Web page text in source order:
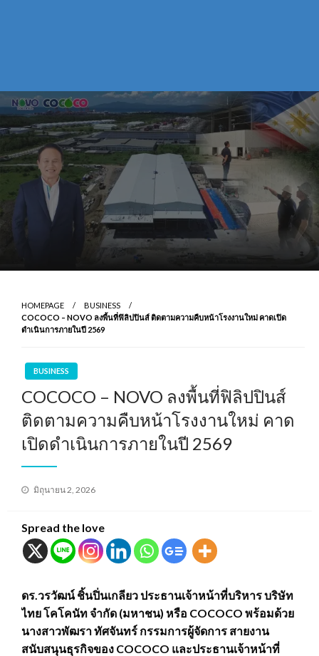
HOMEPAGE
BUSINESS
COCOCO – NOVO ลงพื้นที่ฟิลิปปินส์ ติดตามความคืบหน้าโรงงานใหม่ คาดเปิด
ดำเนินการภายในปี 2569
BUSINESS
COCOCO – NOVO ลงพื้นที่ฟิลิปปินส์
ติดตามความคืบหน้าโรงงานใหม่ คาด
เปิดดำเนินการภายในปี 2569
Posted
มิถุนายน 2, 2026
Spread the love
ดร.วรวัฒน์ ชิ้นปิ่นเกลียว ประธานเจ้าหน้าที่บริหาร บริษัท
ไทย โคโคนัท จำกัด (มหาชน) หรือ COCOCO พร้อมด้วย
นางสาวพัฒรา ทัศจันทร์ กรรมการผู้จัดการ สายงาน
สนับสนุนธุรกิจของ COCOCO และประธานเจ้าหน้าที่